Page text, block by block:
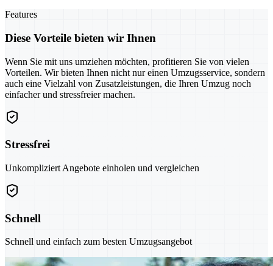
Features
Diese Vorteile bieten wir Ihnen
Wenn Sie mit uns umziehen möchten, profitieren Sie von vielen
Vorteilen. Wir bieten Ihnen nicht nur einen Umzugsservice, sondern
auch eine Vielzahl von Zusatzleistungen, die Ihren Umzug noch
einfacher und stressfreier machen.
Stressfrei
Unkompliziert Angebote einholen und vergleichen
Schnell
Schnell und einfach zum besten Umzugsangebot